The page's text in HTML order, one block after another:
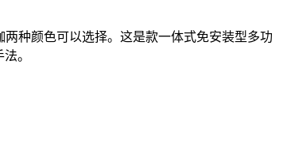
种颜色可以选择。这是款一体式免安装型多功
。